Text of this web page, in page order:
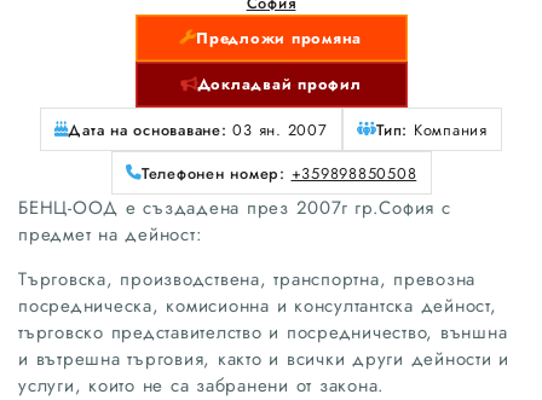
Предложи промяна
Докладвай профил
Дата на основаване: 03 ян. 2007 Тип: Компания
Телефонен номер: +359898850508
БЕНЦ-ООД е създадена през 2007г гр.София с
предмет на дейност:
Търговска, производствена, транспортна, превозна
посредническа, комисионна и консултантска дейност,
търговско представителство и посредничество, външна
и вътрешна търговия, както и всички други дейности и
услуги, които не са забранени от закона.